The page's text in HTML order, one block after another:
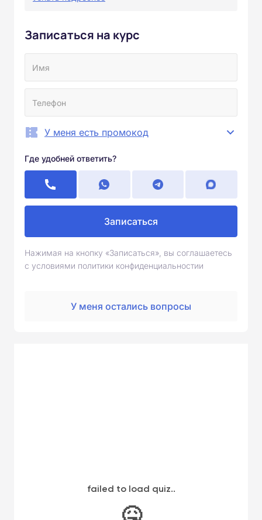
Записаться на курс
У меня есть промокод
Где удобней ответить?
Записаться
Нажимая на кнопку «Записаться», вы соглашаетесь
с условиями политики конфиденциальностии
У меня остались вопросы